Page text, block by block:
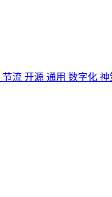
节流 开源 通用 数字化 神